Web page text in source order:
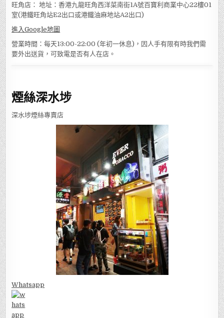
旺角店： 地址：香港九龍旺角西洋菜南街1A號百寶利商業中心22樓01
室(港鐵旺角站E2出口或港鐵油麻地站A2出口)
進入Google地圖
營業時間：每天13:00-22:00 (年初一休息)，因人手有限有時我們需
要外出送貨，可致電是否有人在店。
煙絲深水埗
深水埗煙絲專賣店
Whatsapp